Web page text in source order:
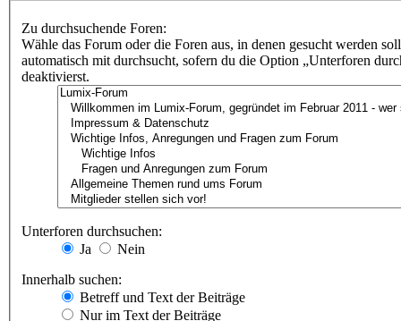
Zu durchsuchende Foren:
Wähle das Forum oder die Foren aus, in denen gesucht werden
automatisch mit durchsucht, sofern du die Option „Unterforen
deaktivierst.
Unterforen durchsuchen:
Ja
Nein
Innerhalb suchen:
Betreff und Text der Beiträge
Nur im Text der Beiträge